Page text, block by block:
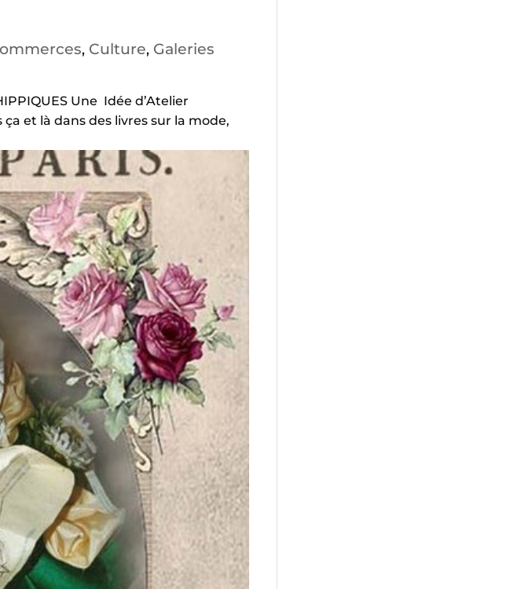
, Culture, Galeries
Une Idée d’Atelier
et là dans des livres sur la mode,